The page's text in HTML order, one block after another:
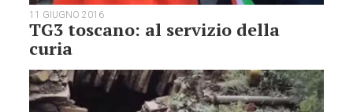
11 GIUGNO 2016
TG3 toscano: al servizio della
curia